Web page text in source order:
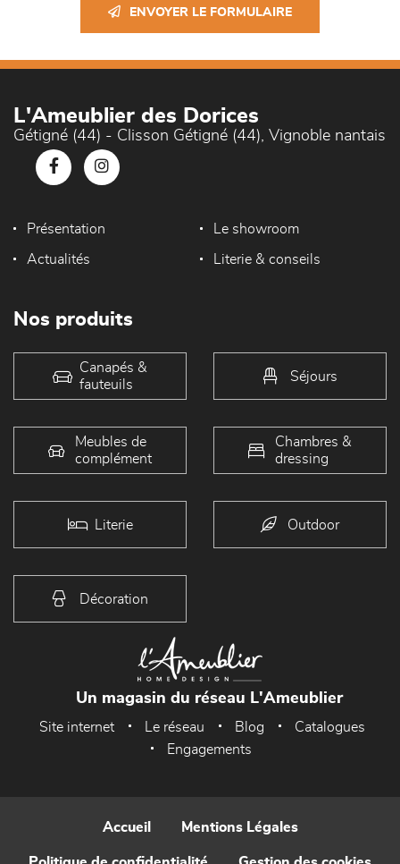
ENVOYER LE FORMULAIRE
L'Ameublier des Dorices
Gétigné (44) - Clisson Gétigné (44), Vignoble nantais
Présentation Le showroom
Actualités Literie & conseils
Nos produits
Canapés &
fauteuils
Séjours
Meubles de
complément
Chambres &
dressing
Literie Outdoor
Décoration
Un magasin du réseau L'Ameublier
Site internet Le réseau Blog
Catalogues
Engagements
Accueil Mentions Légales